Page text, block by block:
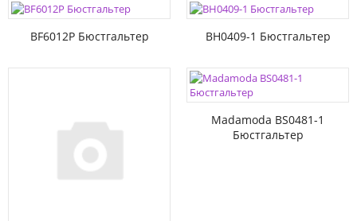
BF6012P Бюстгальтер BH0409-1 Бюстгальтер
Madamoda BS0481-1
Бюстгальтер